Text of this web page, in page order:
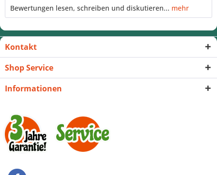
Bewertungen lesen, schreiben und diskutieren... mehr
Kontakt
Shop Service
Informationen